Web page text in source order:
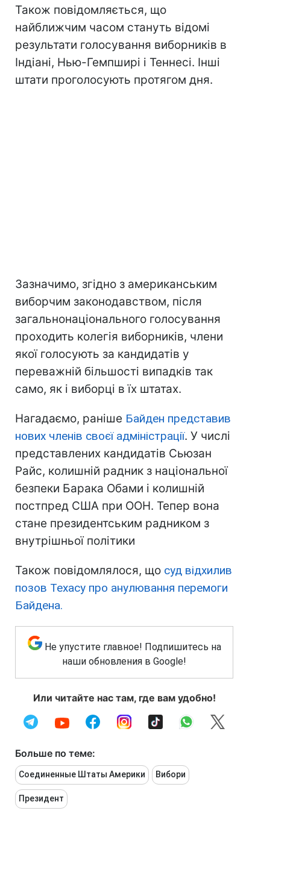
Також повідомляється, що
найближчим часом стануть відомі
результати голосування виборників в
Індіані, Нью-Гемпширі і Теннесі. Інші
штати проголосують протягом дня.
Зазначимо, згідно з американським
виборчим законодавством, після
загальнонаціонального голосування
проходить колегія виборників, члени
якої голосують за кандидатів у
переважній більшості випадків так
само, як і виборці в їх штатах.
Нагадаємо, раніше Байден представив
нових членів своєї адміністрації. У числі
представлених кандидатів Сьюзан
Райс, колишній радник з національної
безпеки Барака Обами і колишній
постпред США при ООН. Тепер вона
стане президентським радником з
внутрішньої політики
Також повідомлялося, що суд відхилив
позов Техасу про анулювання перемоги
Байдена.
Не упустите главное! Подпишитесь на
наши обновления в Google!
Или читайте нас там, где вам удобно!
Больше по теме:
Соединенные Штаты Америки Вибори
Президент